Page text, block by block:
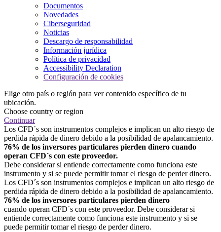
Documentos
Novedades
Ciberseguridad
Noticias
Descargo de responsabilidad
Información jurídica
Política de privacidad
Accessibility Declaration
Configuración de cookies
Elige otro país o región para ver contenido específico de tu
ubicación.
Choose country or region
Continuar
Los CFD´s son instrumentos complejos e implican un alto riesgo de
perdida rápida de dinero debido a la posibilidad de apalancamiento.
76% de los inversores particulares pierden dinero cuando
operan CFD´s con este proveedor.
Debe considerar si entiende correctamente como funciona este
instrumento y si se puede permitir tomar el riesgo de perder dinero.
Los CFD´s son instrumentos complejos e implican un alto riesgo de
perdida rápida de dinero debido a la posibilidad de apalancamiento.
76% de los inversores particulares pierden dinero
cuando operan CFD´s con este proveedor. Debe considerar si
entiende correctamente como funciona este instrumento y si se
puede permitir tomar el riesgo de perder dinero.